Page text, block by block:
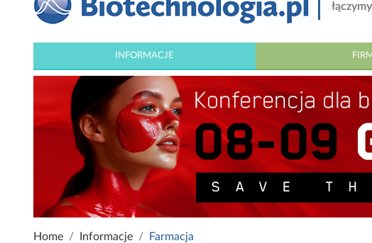
INFORMACJE
Home Informacje Farmacja